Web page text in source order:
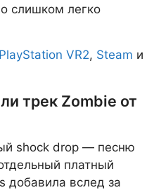
слишком легко
PlayStation VR2, Steam и
трек Zombie от
shock drop — песню
платный
добавила вслед за